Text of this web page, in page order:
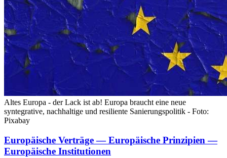
Altes Europa - der Lack ist ab! Europa braucht eine neue
syntegrative, nachhaltige und resiliente Sanierungspolitik - Foto:
Pixabay
Europäische Verträge — Europäische Prinzipien —
Europäische Institutionen